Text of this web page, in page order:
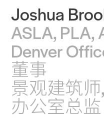
Joshua
ASLA, PLA,
Denver
董事
景观建筑
办公室总监